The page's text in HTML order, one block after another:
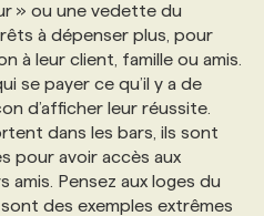
» ou une vedette du
à dépenser plus, pour
à leur client, famille ou amis.
se payer ce qu’il y a de
d’afficher leur réussite.
dans les bars, ils sont
pour avoir accès aux
amis. Pensez aux loges du
des exemples extrêmes